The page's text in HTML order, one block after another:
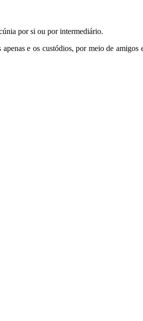
por si ou por intermediário.
e os custódios, por meio de